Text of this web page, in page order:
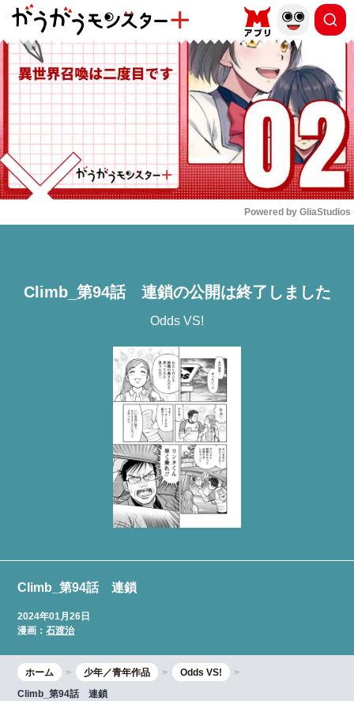
もっと読む
Powered by GliaStudios
Climb_第94話 連鎖の公開は終了しました
Odds VS!
Climb_第94話 連鎖
2024年01月26日
漫画：石渡治
ホーム 少年／青年作品
Odds VS!
Climb_第94話 連鎖